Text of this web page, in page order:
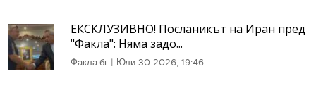
ЕКСКЛУЗИВНО! Посланикът на Иран пред
"Факла": Няма задо...
Факла.бг | Юли 30 2026, 19:46